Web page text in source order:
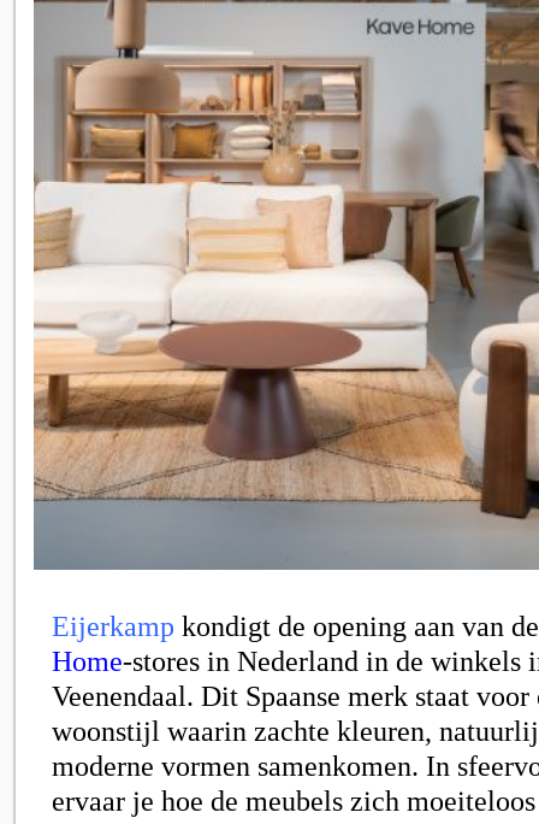
Eijerkamp kondigt de opening aan van
Home-stores in Nederland in de winkels
Veenendaal. Dit Spaanse merk staat
woonstijl waarin zachte kleuren,
moderne vormen samenkomen. In
ervaar je hoe de meubels zich